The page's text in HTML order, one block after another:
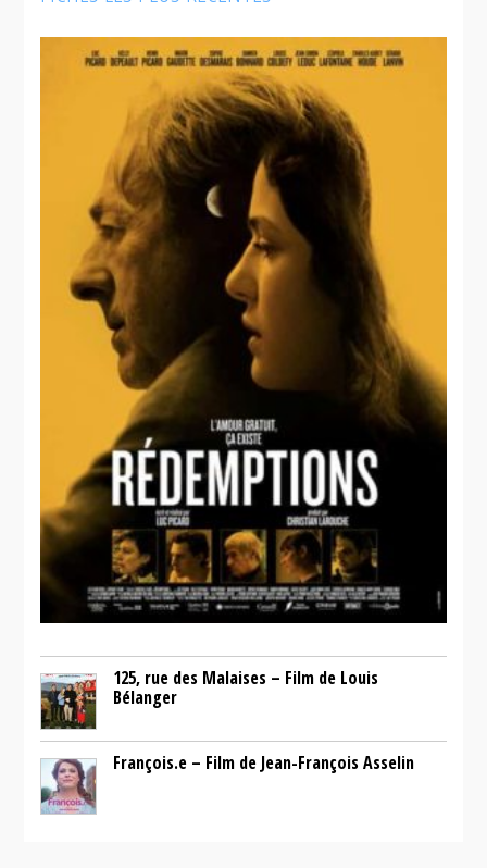
125, rue des Malaises – Film de Louis
Bélanger
François.e – Film de Jean-François Asselin